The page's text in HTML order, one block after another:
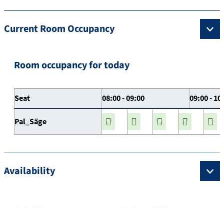
Current Room Occupancy
Room occupancy for today
Seat 08:00 - 09:00 09:00 -
Pal_Säge
Availability